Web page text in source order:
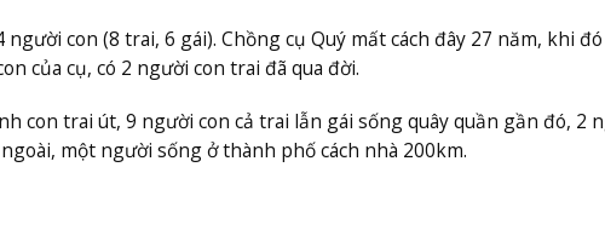
người con (8 trai, 6 gái). Chồng cụ Quý mất cách đây 27 năm, khi
của cụ, có 2 người con trai đã qua đời.
con trai út, 9 người con cả trai lẫn gái sống quây quần gần đó, 2
một người sống ở thành phố cách nhà 200km.